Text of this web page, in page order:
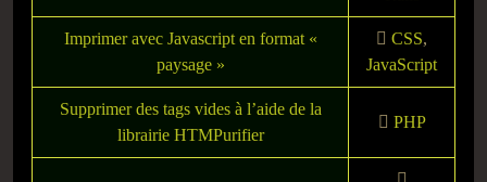
Imprimer avec Javascript en format «
paysage »
CSS,
JavaScript
Supprimer des tags vides à l’aide de la
librairie HTMPurifier
PHP